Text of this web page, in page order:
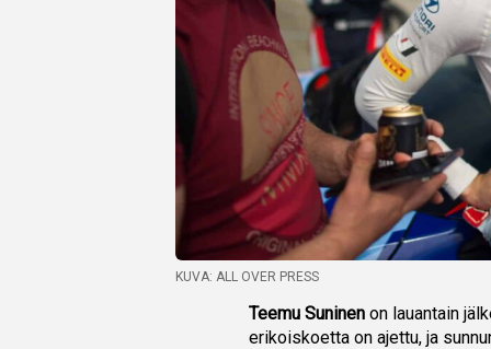
KUVA: ALL OVER PRESS
Teemu Suninen on lauantain
erikoiskoetta on ajettu, ja